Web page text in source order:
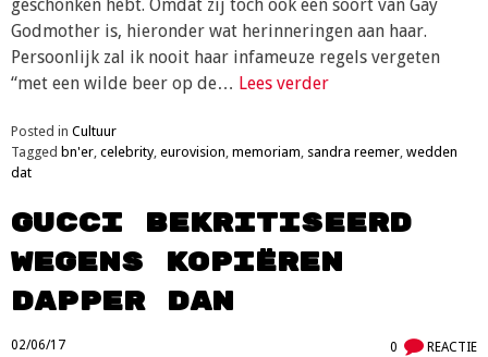
geschonken hebt. Omdat zij toch ook een soort van Gay
Godmother is, hieronder wat herinneringen aan haar.
Persoonlijk zal ik nooit haar infameuze regels vergeten
“met een wilde beer op de… Lees verder
Posted in Cultuur
Tagged bn'er, celebrity, eurovision, memoriam, sandra reemer, wedden
dat
Gucci bekritiseerd
wegens kopiëren
Dapper Dan
02/06/17 0 REACTIE